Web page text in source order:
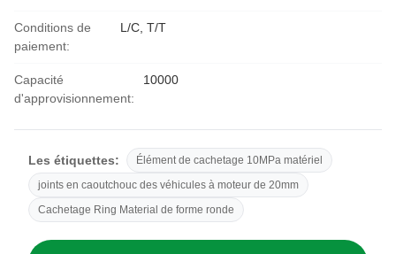
Conditions de
paiement:
L/C, T/T
Capacité
d'approvisionnement:
10000
Les étiquettes:
Élément de cachetage 10MPa matériel
joints en caoutchouc des véhicules à moteur de 20mm
Cachetage Ring Material de forme ronde